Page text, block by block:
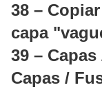
38 –
capa
39 –
Capas /